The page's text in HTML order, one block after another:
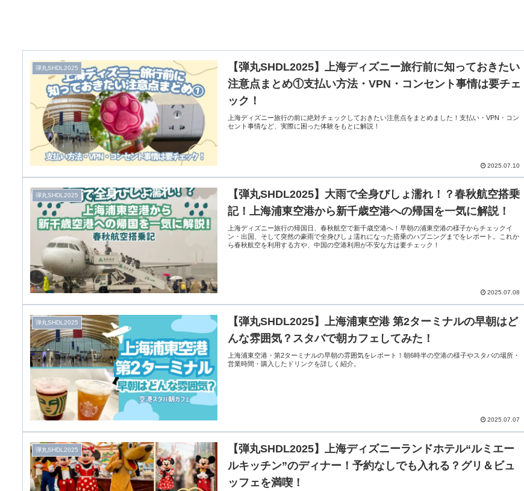
弾丸SHDL2025
【弾丸SHDL2025】上海ディズニー旅行前に知っておきたい
注意点まとめ①支払い方法・VPN・コンセント事情は要チェ
ック！
上海ディズニー旅行の前に絶対チェックしておきたい注意点をまとめました！支払い・VPN・コン
セント事情など、実際に困った体験をもとに解説！
2025.07.10
弾丸SHDL2025
【弾丸SHDL2025】大雨で全身びしょ濡れ！？春秋航空搭乗
記！上海浦東空港から新千歳空港への帰国を一気に解説！
上海ディズニー旅行の帰国日、春秋航空で新千歳空港へ！早朝の浦東空港の様子からチェックイ
ン・出国、そして突然の豪雨で全身びしょ濡れになった搭乗のハプニングまでをレポート。これか
ら春秋航空を利用する方や、中国の空港利用が不安な方は要チェック！
2025.07.08
弾丸SHDL2025
【弾丸SHDL2025】上海浦東空港 第2ターミナルの早朝はど
んな雰囲気？スタバで朝カフェしてみた！
上海浦東空港・第2ターミナルの早朝の雰囲気をレポート！朝6時半の空港の様子やスタバの場所・
営業時間・購入したドリンクを詳しく紹介。
2025.07.07
弾丸SHDL2025
【弾丸SHDL2025】上海ディズニーランドホテル“ルミエー
ルキッチン”のディナー！予約なしでも入れる？グリ＆ビュ
ッフェを満喫！